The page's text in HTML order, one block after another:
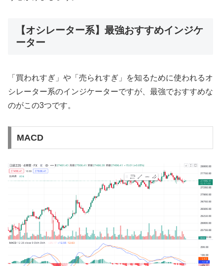
【オシレーター系】最強おすすめインジケ
ーター
「買われすぎ」や「売られすぎ」を知るために使われるオ
シレーター系のインジケーターですが、最強でおすすめな
のがこの3つです。
MACD